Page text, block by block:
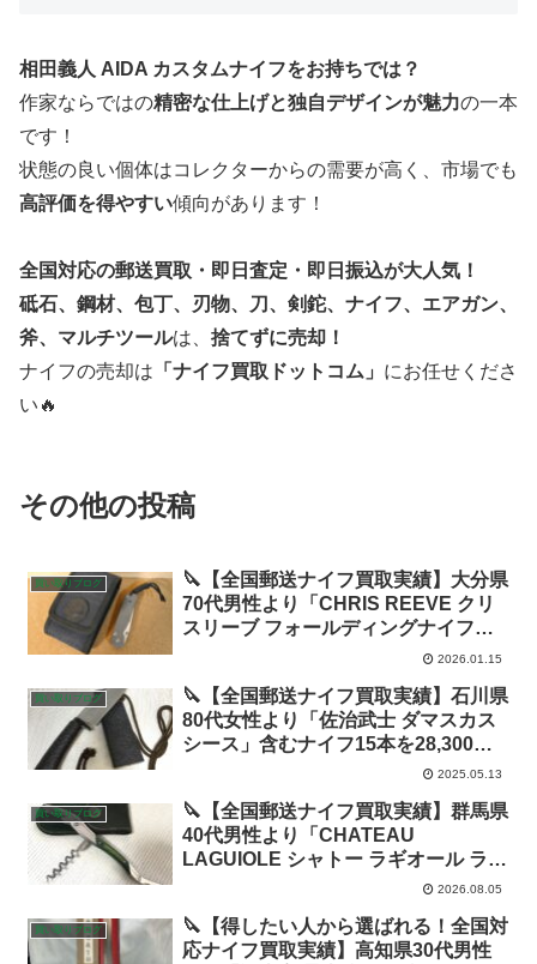
相田義人 AIDA カスタムナイフをお持ちでは？
作家ならではの精密な仕上げと独自デザインが魅力の一本
です！
状態の良い個体はコレクターからの需要が高く、市場でも
高評価を得やすい傾向があります！
全国対応の郵送買取・即日査定・即日振込が大人気！
砥石、鋼材、包丁、刃物、刀、剣鉈、ナイフ、エアガン、
斧、マルチツールは、 捨てずに売却！
ナイフの売却は 「ナイフ買取ドットコム」 にお任せくださ
い🔥
その他の投稿
買い取りブログ
🔪【全国郵送ナイフ買取実績】大分県
70代男性より「CHRIS REEVE クリ
スリーブ フォールディングナイフ」
含むナイフ10本を50,500円で高価買
2026.01.15
買い取りブログ
🔪【全国郵送ナイフ買取実績】石川県
80代女性より「佐治武士 ダマスカス
シース」含むナイフ15本を28,300円
(一本あたり1,800円)で高価買取！石
て送るだけ！
2025.05.13
買い取りブログ
🔪【全国郵送ナイフ買取実績】群馬県
40代男性より「CHATEAU
LAGUIOLE シャトー ラギオール ライ
ヨール ソムリエナイフ」含むナイフ4
2026.08.05
買い取りブログ
🔪【得したい人から選ばれる！全国対
応ナイフ買取実績】高知県30代男性